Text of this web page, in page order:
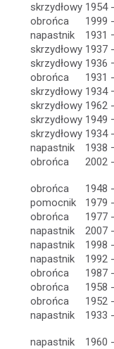
skrzydłowy 1954
obrońca
1999
napastnik
1931
skrzydłowy 1937
skrzydłowy 1936
obrońca
1931
skrzydłowy 1934
skrzydłowy 1962
skrzydłowy 1949
skrzydłowy 1934
napastnik
1938
obrońca
2002
obrońca
1948
pomocnik
1979
obrońca
1977
napastnik
2007
napastnik
1998
napastnik
1992
obrońca
1987
obrońca
1958
obrońca
1952
napastnik
1933
napastnik
1960